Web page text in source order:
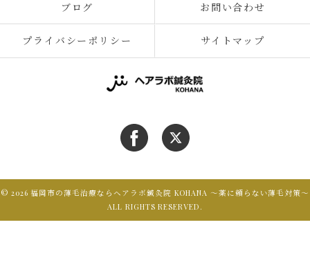
ブログ お問い合わせ
プライバシーポリシー サイトマップ
© 2026 福岡市の薄毛治療ならヘアラボ鍼灸院 KOHANA 〜薬に頼らない薄毛対策〜
ALL RIGHTS RESERVED.